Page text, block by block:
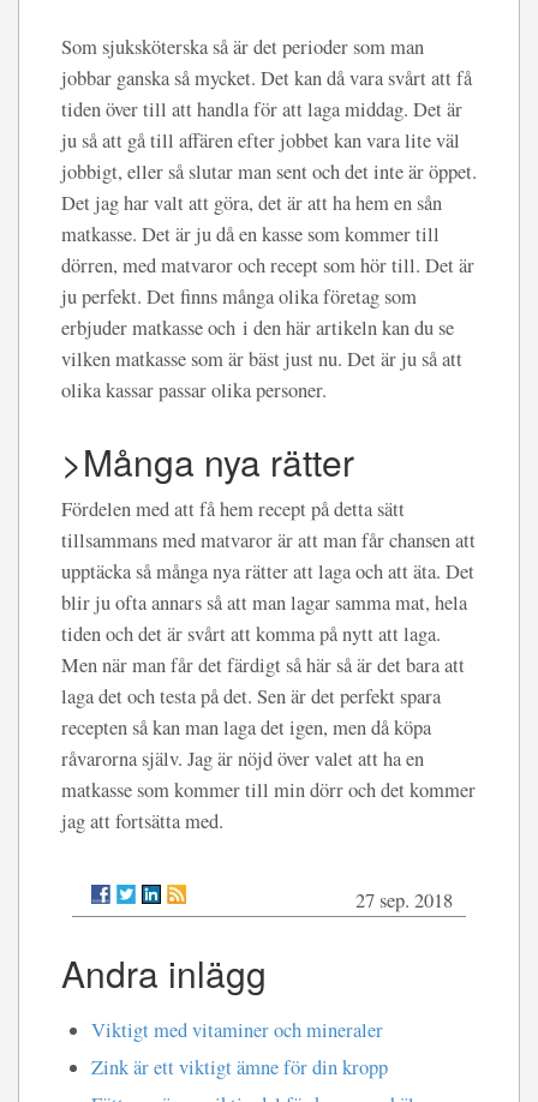
Som sjuksköterska så är det perioder som man
jobbar ganska så mycket. Det kan då vara svårt att få
tiden över till att handla för att laga middag. Det är
ju så att gå till affären efter jobbet kan vara lite väl
jobbigt, eller så slutar man sent och det inte är öppet.
Det jag har valt att göra, det är att ha hem en sån
matkasse. Det är ju då en kasse som kommer till
dörren, med matvaror och recept som hör till. Det är
ju perfekt. Det finns många olika företag som
erbjuder matkasse och i den här artikeln kan du se
vilken matkasse som är bäst just nu. Det är ju så att
olika kassar passar olika personer.
>Många nya rätter
Fördelen med att få hem recept på detta sätt
tillsammans med matvaror är att man får chansen att
upptäcka så många nya rätter att laga och att äta. Det
blir ju ofta annars så att man lagar samma mat, hela
tiden och det är svårt att komma på nytt att laga.
Men när man får det färdigt så här så är det bara att
laga det och testa på det. Sen är det perfekt spara
recepten så kan man laga det igen, men då köpa
råvarorna själv. Jag är nöjd över valet att ha en
matkasse som kommer till min dörr och det kommer
jag att fortsätta med.
27 sep. 2018
Andra inlägg
Viktigt med vitaminer och mineraler
Zink är ett viktigt ämne för din kropp